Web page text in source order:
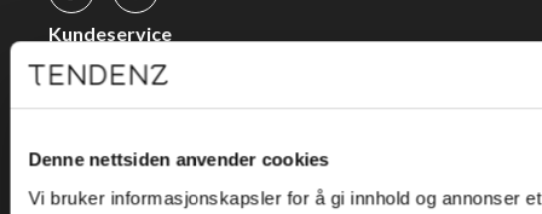
Denne nettsiden anvender cookies
Vi bruker informasjonskapsler for å gi innhold og annonser
Kundeservice
Kjøpsvilkår
Personvern
Holtegata 26, 0355 Oslo